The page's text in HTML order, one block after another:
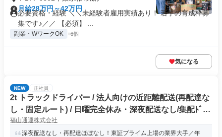
月給28万円～42万円
必要資格・経験 ＼＼未経験者雇用実績あり！ 若手の育成枠募
集です♪／／ 【必須】 ...
副業・WワークOK +6個
気になる
NEW 正社員
2t トラックドライバー / 法人向けの近距離配送(再配達な
し・固定ルート) / 日曜完全休み・深夜配送なし/集配ﾄﾞﾗｲ
ﾊﾞｰ2t(正社員)
福山通運株式会社
深夜配送なし・再配達ほぼなし！東証プライム上場の業界大手／年